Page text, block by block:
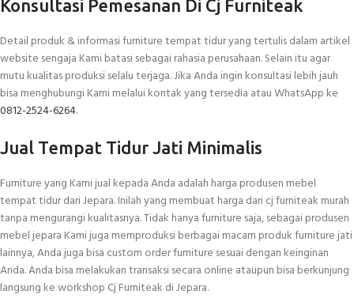
Konsultasi Pemesanan Di Cj Furniteak
Detail produk & informasi furniture tempat tidur yang tertulis dalam artikel
website sengaja Kami batasi sebagai rahasia perusahaan. Selain itu agar
mutu kualitas produksi selalu terjaga. Jika Anda ingin konsultasi lebih jauh
bisa menghubungi Kami melalui kontak yang tersedia atau WhatsApp ke
0812-2524-6264.
Jual Tempat Tidur Jati Minimalis
Furniture yang Kami jual kepada Anda adalah harga produsen mebel
tempat tidur dari Jepara. Inilah yang membuat harga dari cj furniteak murah
tanpa mengurangi kualitasnya. Tidak hanya furniture saja, sebagai produsen
mebel jepara Kami juga memproduksi berbagai macam produk furniture jati
lainnya, Anda juga bisa custom order furniture sesuai dengan keinginan
Anda. Anda bisa melakukan transaksi secara online ataupun bisa berkunjung
langsung ke workshop Cj Furniteak di Jepara.